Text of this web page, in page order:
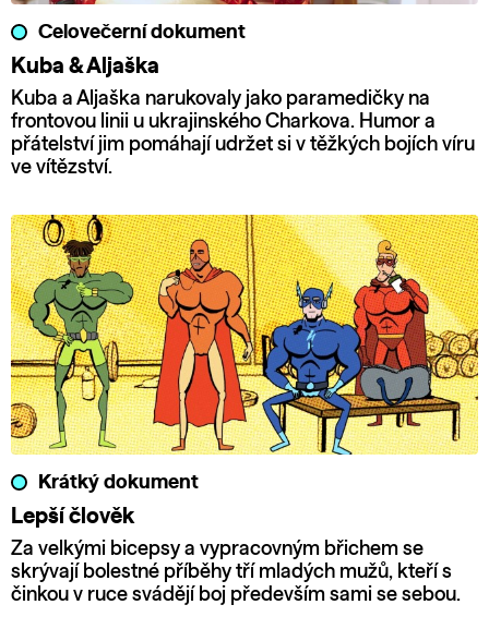
Celovečerní dokument
Kuba & Aljaška
Kuba a Aljaška narukovaly jako paramedičky na
frontovou linii u ukrajinského Charkova. Humor a
přátelství jim pomáhají udržet si v těžkých bojích víru
ve vítězství.
Krátký dokument
Lepší člověk
Za velkými bicepsy a vypracovným břichem se
skrývají bolestné příběhy tří mladých mužů, kteří s
činkou v ruce svádějí boj především sami se sebou.